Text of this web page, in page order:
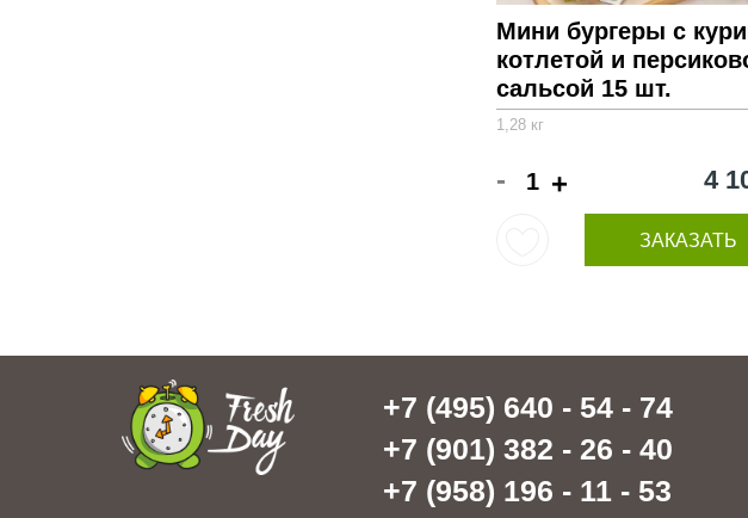
Мини бургеры с
котлетой и
сальсой 15 шт.
1,28 кг
- + 4
ЗАКАЗАТЬ
+7 (495) 640 - 54 - 74
+7 (901) 382 - 26 - 40
+7 (958) 196 - 11 - 53